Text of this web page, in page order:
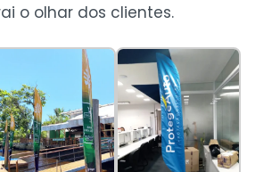
o olhar dos clientes.